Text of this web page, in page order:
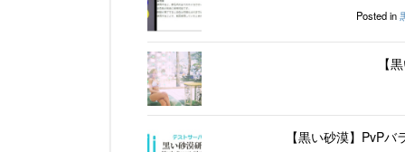
Posted in
【
【黒い砂漠】PvP